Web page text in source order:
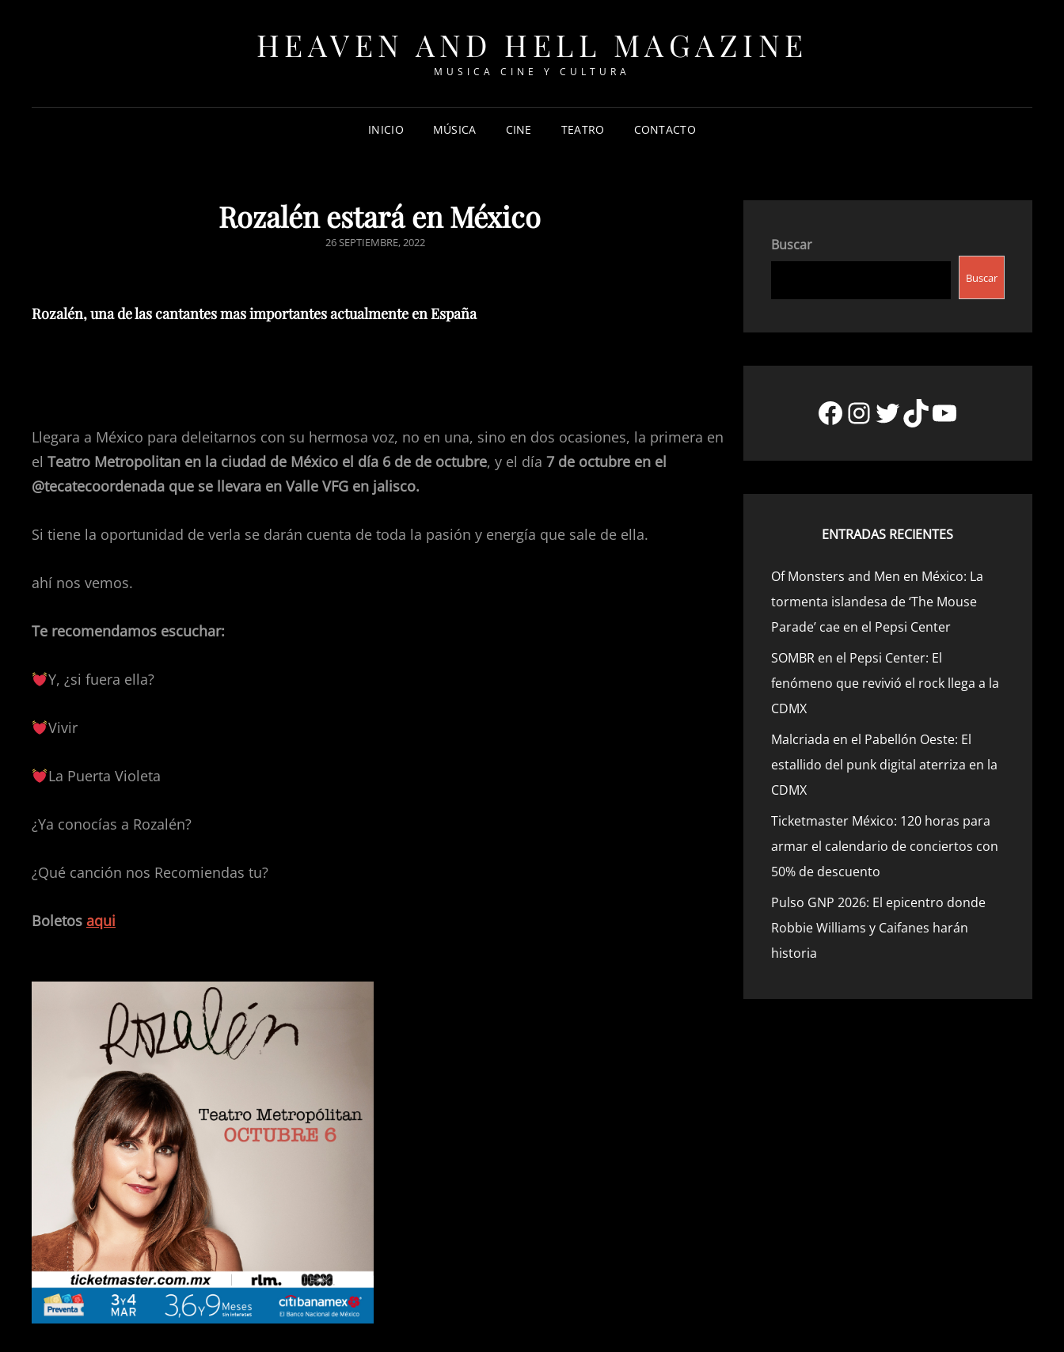
HEAVEN AND HELL MAGAZINE
MUSICA CINE Y CULTURA
INICIO MÚSICA CINE TEATRO CONTACTO
Rozalén estará en México
POSTED
26 SEPTIEMBRE, 2022
Rozalén, una de las cantantes mas importantes actualmente en España
Llegara a México para deleitarnos con su hermosa voz, no en una, sino en dos ocasiones, la primera en
el Teatro Metropolitan en la ciudad de México el día 6 de de octubre, y el día 7 de octubre en el
@tecatecoordenada que se llevara en Valle VFG en jalisco.
Si tiene la oportunidad de verla se darán cuenta de toda la pasión y energía que sale de ella.
ahí nos vemos.
Te recomendamos escuchar:
Y, ¿si fuera ella?
Vivir
La Puerta Violeta
¿Ya conocías a Rozalén?
¿Qué canción nos Recomiendas tu?
Boletos aqui
Buscar
Buscar
Facebook
Instagram
Twitter
TikTok
YouTube
ENTRADAS RECIENTES
Of Monsters and Men en México: La
tormenta islandesa de ‘The Mouse
Parade’ cae en el Pepsi Center
SOMBR en el Pepsi Center: El
fenómeno que revivió el rock llega a la
CDMX
Malcriada en el Pabellón Oeste: El
estallido del punk digital aterriza en la
CDMX
Ticketmaster México: 120 horas para
armar el calendario de conciertos con
50% de descuento
Pulso GNP 2026: El epicentro donde
Robbie Williams y Caifanes harán
historia